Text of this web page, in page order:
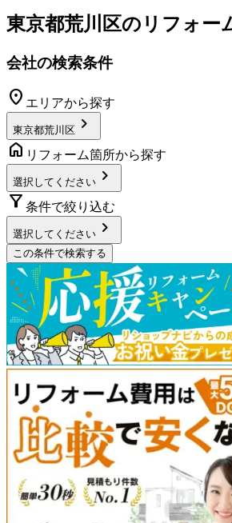
東京都荒川区のリフォー
会社の検索条件
location_on エリアから探す
東京都荒川区 chevron_right
home リフォーム箇所から探す
選択してください chevron_right
filter_alt 条件で絞り込む
選択してください chevron_right
この条件で検索する